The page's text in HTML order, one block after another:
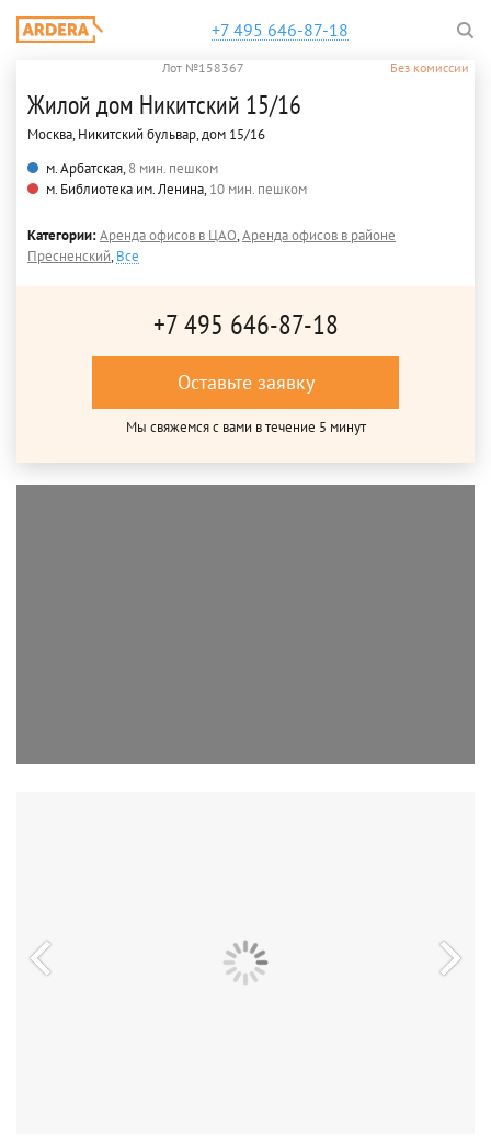
+7 495 646-87-18
Лот №158367 Без комиссии
Жилой дом Никитский 15/16
Москва, Никитский бульвар, дом 15/16
м. Арбатская,8 мин. пешком
м. Библиотека им. Ленина,10 мин. пешком
Категории:Аренда офисов в ЦАО,Аренда офисов в районе
Пресненский,Все
+7 495 646-87-18
Оставьте заявку
Мы свяжемся с вами в течение 5 минут